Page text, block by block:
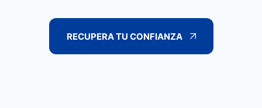
RECUPERA TU CONFIANZA